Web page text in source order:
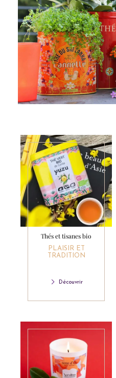
Thés et tisanes bio
PLAISIR ET
TRADITION
Découvrir